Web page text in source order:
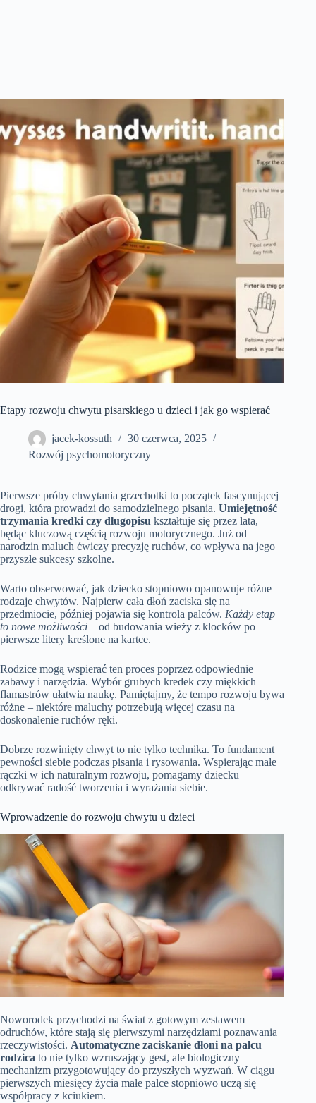
Etapy rozwoju chwytu pisarskiego u dzieci i jak go wspierać
jacek-kossuth
30 czerwca, 2025
Rozwój psychomotoryczny
Pierwsze próby chwytania grzechotki to początek fascynującej
drogi, która prowadzi do samodzielnego pisania. Umiejętność
trzymania kredki czy długopisu kształtuje się przez lata,
będąc kluczową częścią rozwoju motorycznego. Już od
narodzin maluch ćwiczy precyzję ruchów, co wpływa na jego
przyszłe sukcesy szkolne.
Warto obserwować, jak dziecko stopniowo opanowuje różne
rodzaje chwytów. Najpierw cała dłoń zaciska się na
przedmiocie, później pojawia się kontrola palców. Każdy etap
to nowe możliwości – od budowania wieży z klocków po
pierwsze litery kreślone na kartce.
Rodzice mogą wspierać ten proces poprzez odpowiednie
zabawy i narzędzia. Wybór grubych kredek czy miękkich
flamastrów ułatwia naukę. Pamiętajmy, że tempo rozwoju bywa
różne – niektóre maluchy potrzebują więcej czasu na
doskonalenie ruchów ręki.
Dobrze rozwinięty chwyt to nie tylko technika. To fundament
pewności siebie podczas pisania i rysowania. Wspierając małe
rączki w ich naturalnym rozwoju, pomagamy dziecku
odkrywać radość tworzenia i wyrażania siebie.
Wprowadzenie do rozwoju chwytu u dzieci
Noworodek przychodzi na świat z gotowym zestawem
odruchów, które stają się pierwszymi narzędziami poznawania
rzeczywistości. Automatyczne zaciskanie dłoni na palcu
rodzica to nie tylko wzruszający gest, ale biologiczny
mechanizm przygotowujący do przyszłych wyzwań. W ciągu
pierwszych miesięcy życia małe palce stopniowo uczą się
współpracy z kciukiem.